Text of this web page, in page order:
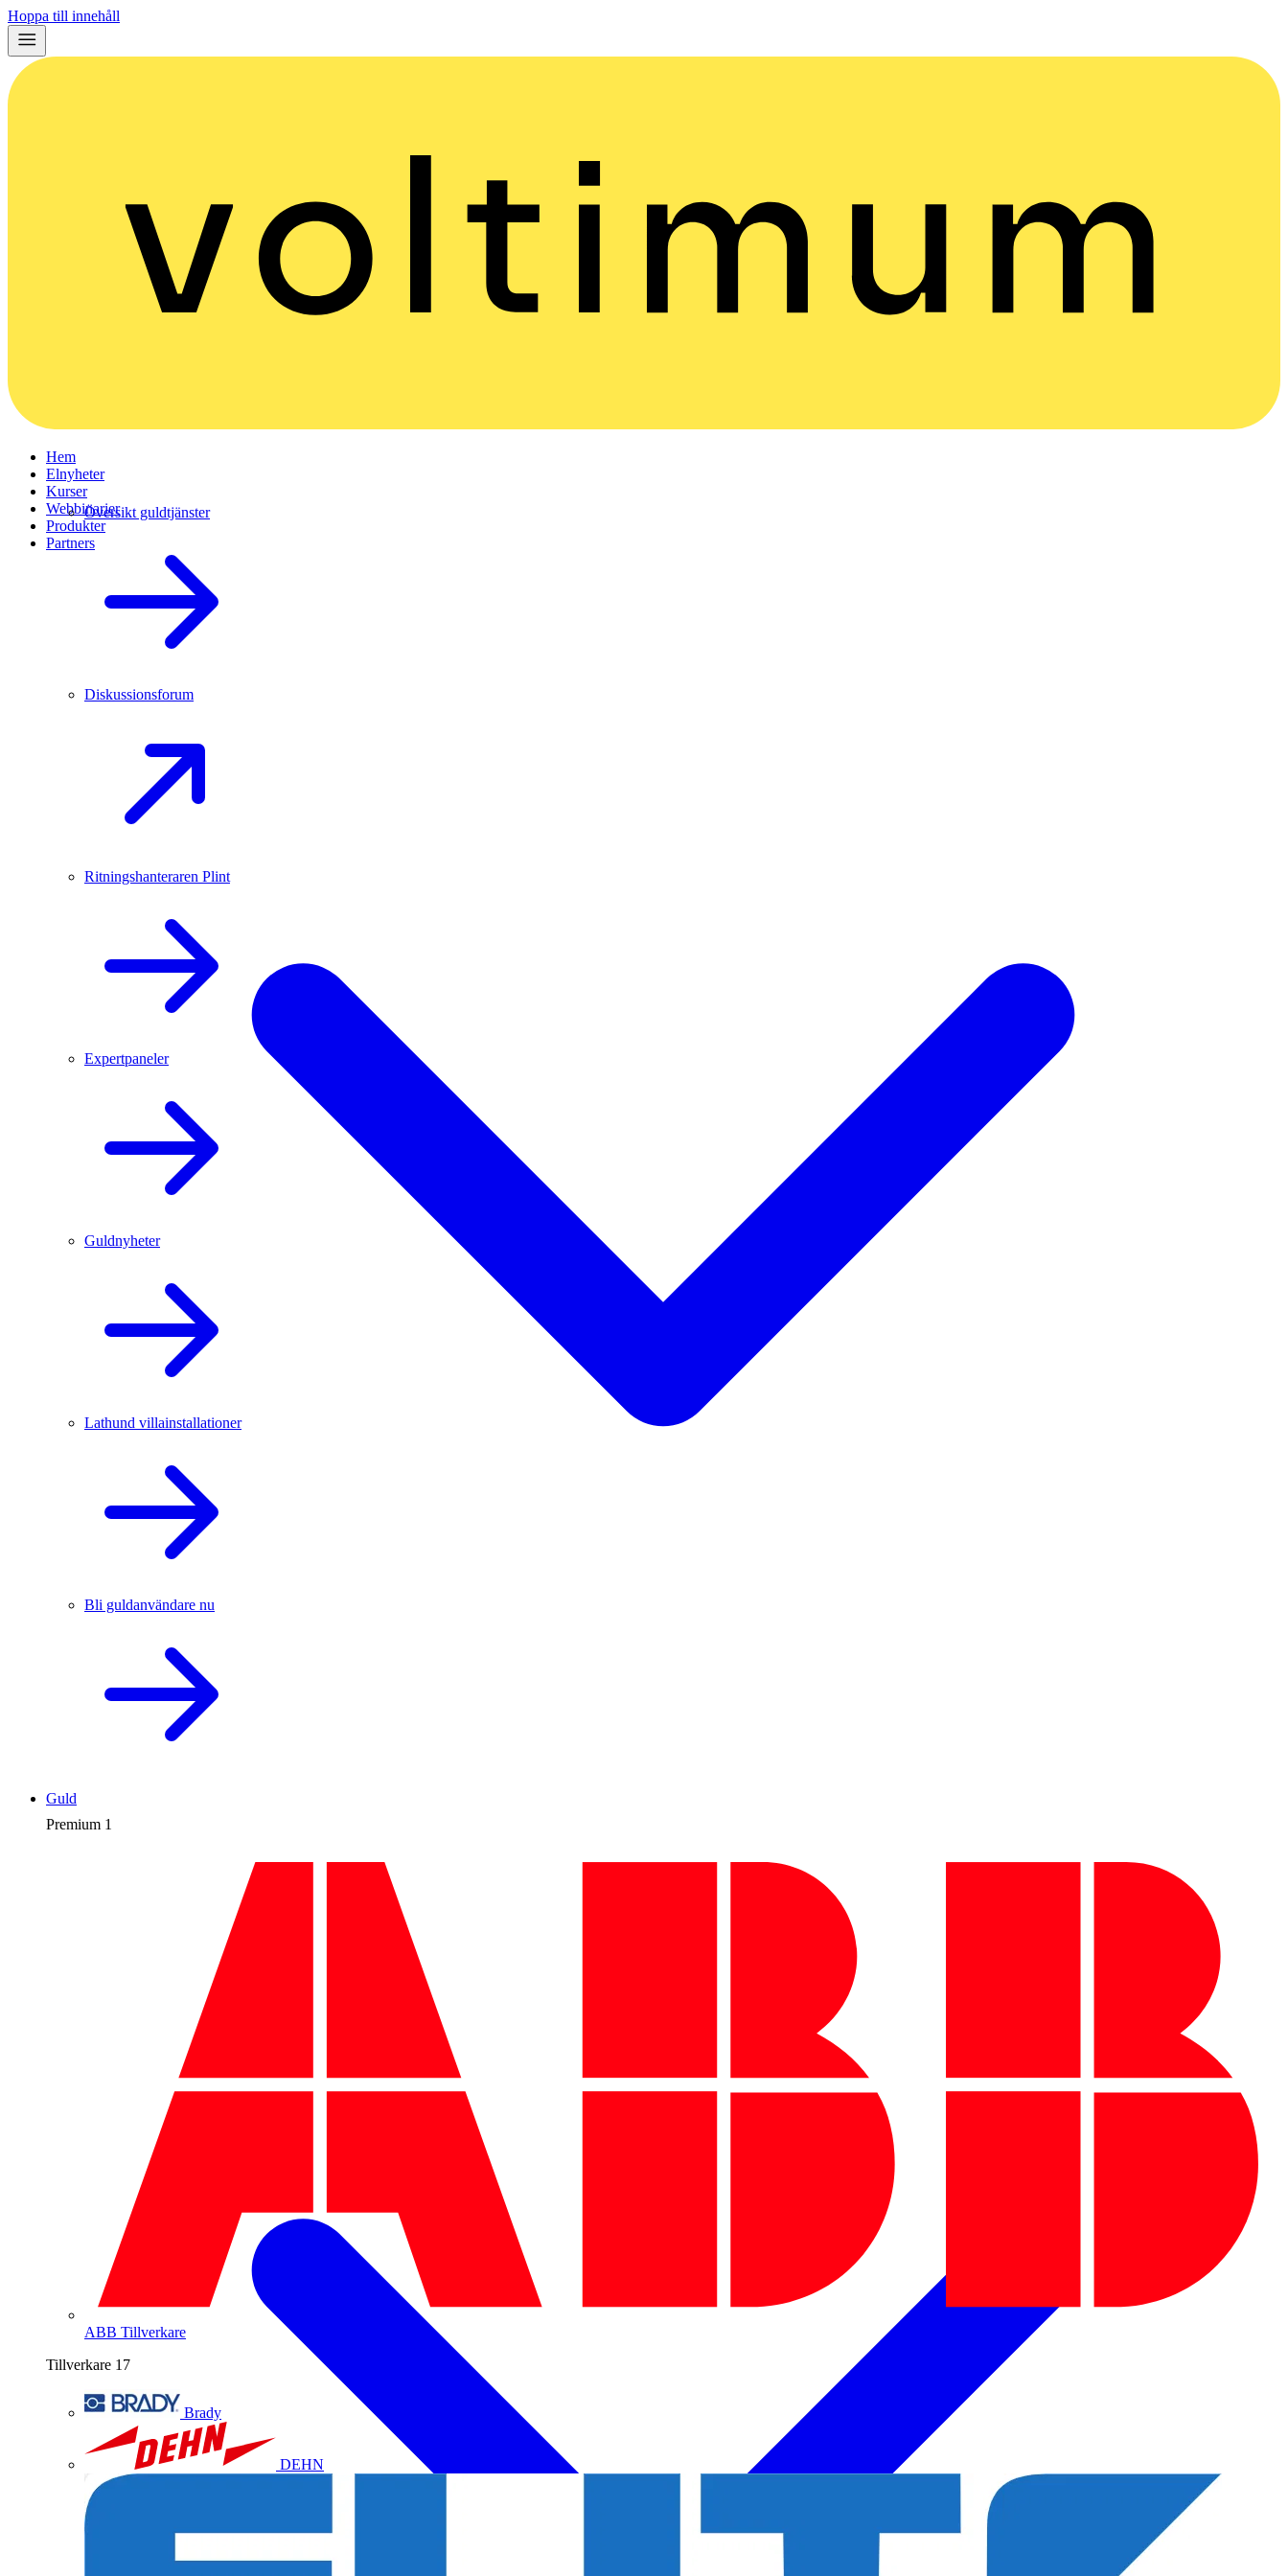
Hoppa till innehåll
Hem
Elnyheter
Kurser
Webbinarier
Produkter
Partners
Premium 1
ABB Tillverkare
Tillverkare 17
Brady
DEHN
Guld
Översikt guldtjänster
Diskussionsforum
Ritningshanteraren Plint
Expertpaneler
Guldnyheter
Lathund villainstallationer
Bli guldanvändare nu